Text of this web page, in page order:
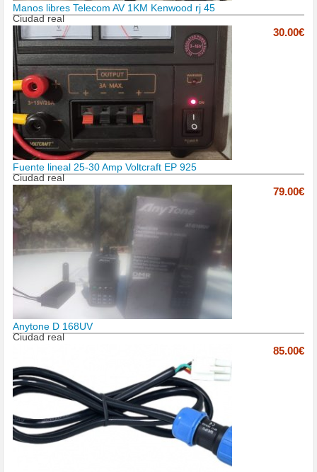
Manos libres Telecom AV 1KM Kenwood rj 45
Ciudad real
30.00€
Fuente lineal 25-30 Amp Voltcraft EP 925
Ciudad real
79.00€
Anytone D 168UV
Ciudad real
85.00€